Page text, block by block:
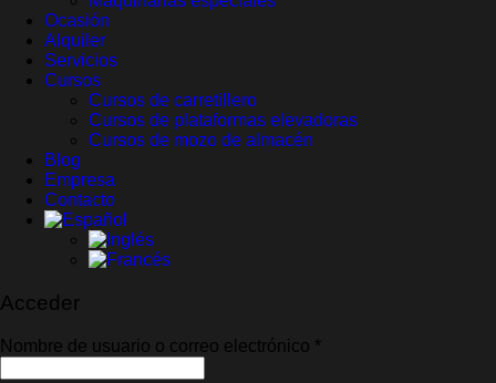
Ocasión
Alquiler
Servicios
Cursos
Cursos de carretillero
Cursos de plataformas elevadoras
Cursos de mozo de almacén
Blog
Empresa
Contacto
Acceder
Nombre de usuario o correo electrónico *